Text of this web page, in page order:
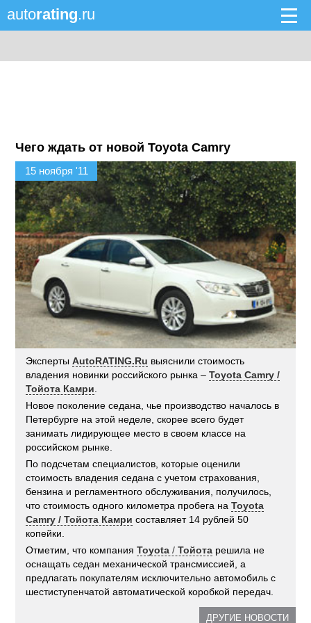
autorating.ru
Чего ждать от новой Toyota Camry
15 ноября '11
ЭкспертыAutoRATING.Ru выяснили стоимость
владения новинки российского рынка –Toyota Camry /
Тойота Камри
Новое поколение седана, чье производство началось в
Петербурге на этой неделе, скорее всего будет
занимать лидирующее место в своем классе на
российском рынке.
По подсчетам специалистов, которые оценили
стоимость владения седана с учетом страхования,
бензина и регламентного обслуживания, получилось,
что стоимость одного километра пробега наToyota
Camry / Тойота Камри составляет 14 рублей 50
копейки.
Отметим, что компанияToyota /Тойота решила не
оснащать седан механической трансмиссией, а
предлагать покупателям исключительно автомобиль с
шестиступенчатой автоматической коробкой передач.
ДРУГИЕ НОВОСТИ